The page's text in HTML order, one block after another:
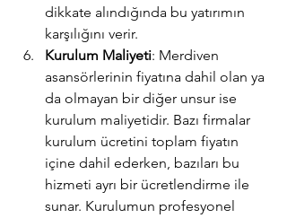
dikkate alındığında bu yatırımın
karşılığını verir.
Kurulum Maliyeti: Merdiven
asansörlerinin fiyatına dahil olan ya
da olmayan bir diğer unsur ise
kurulum maliyetidir. Bazı firmalar
kurulum ücretini toplam fiyatın
içine dahil ederken, bazıları bu
hizmeti ayrı bir ücretlendirme ile
sunar. Kurulumun profesyonel